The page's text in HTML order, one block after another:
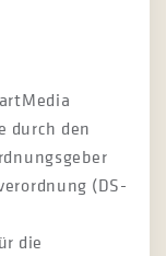
durch den
(DS-
die